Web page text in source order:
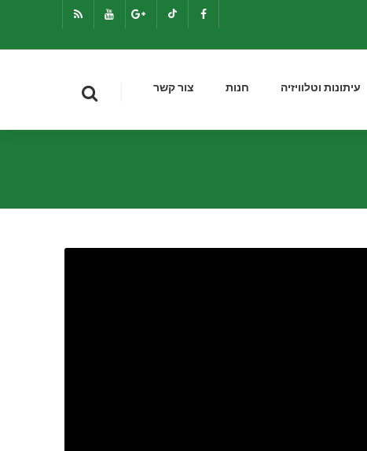
עיתונות וטלוויזיה חנות צור קשר